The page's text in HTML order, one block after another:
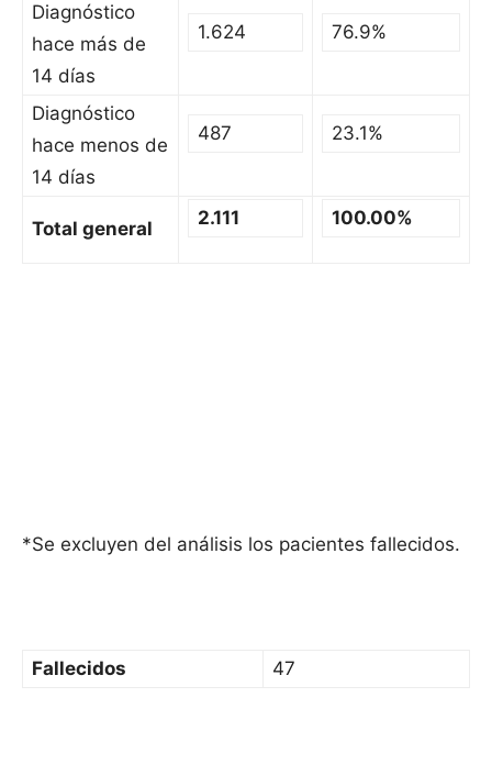
Diagnóstico
hace más de
14 días
1.624 76.9%
Diagnóstico
hace menos de
14 días
487 23.1%
Total general 2.111 100.00%
*Se excluyen del análisis los pacientes fallecidos.
Fallecidos 47